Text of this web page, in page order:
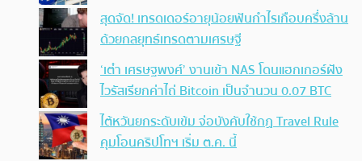
สุดจัด! เทรดเดอร์อายุน้อยฟันกำไรเกือบครึ่งล้าน
ด้วยกลยุทธ์เทรดตามเศรษฐี
‘เต๋า เศรษฐพงศ์’ งานเข้า NAS โดนแฮกเกอร์ฝัง
ไวรัสเรียกค่าไถ่ Bitcoin เป็นจำนวน 0.07 BTC
ไต้หวันยกระดับเข้ม จ่อบังคับใช้กฏ Travel Rule
คุมโอนคริปโทฯ เริ่ม ต.ค. นี้